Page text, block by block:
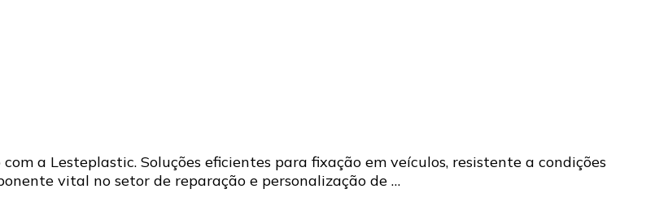
a Lesteplastic. Soluções eficientes para fixação em veículos, resistente a condições
vital no setor de reparação e personalização de …